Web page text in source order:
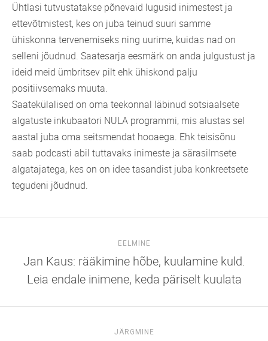
Ühtlasi tutvustatakse põnevaid lugusid inimestest ja
ettevõtmistest, kes on juba teinud suuri samme
ühiskonna tervenemiseks ning uurime, kuidas nad on
selleni jõudnud. Saatesarja eesmärk on anda julgustust ja
ideid meid ümbritsev pilt ehk ühiskond palju
positiivsemaks muuta.
Saatekülalised on oma teekonnal läbinud sotsiaalsete
algatuste inkubaatori NULA programmi, mis alustas sel
aastal juba oma seitsmendat hooaega. Ehk teisisõnu
saab podcasti abil tuttavaks inimeste ja särasilmsete
algatajatega, kes on on idee tasandist juba konkreetsete
tegudeni jõudnud.
EELMINE
Jan Kaus: rääkimine hõbe, kuulamine kuld.
Leia endale inimene, keda päriselt kuulata
JÄRGMINE